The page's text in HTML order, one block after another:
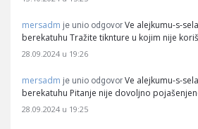
mersadm je unio odgovor Ve alejkumu-s-
berekatuhu Tražite tiknture u kojim nije
28.09.2024 u 19:26
mersadm je unio odgovor Ve alejkumu-s-
berekatuhu Pitanje nije dovoljno
28.09.2024 u 19:25